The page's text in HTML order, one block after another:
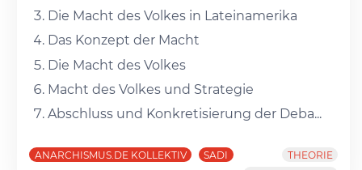
Die Macht des Volkes in Lateinamerika
Das Konzept der Macht
Die Macht des Volkes
Macht des Volkes und Strategie
Abschluss und Konkretisierung der Deba...
ANARCHISMUS.DE KOLLEKTIV SADI
THEORIE